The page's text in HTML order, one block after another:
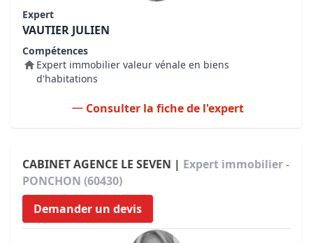
Expert
VAUTIER JULIEN
Compétences
Expert immobilier valeur vénale en biens
d'habitations
Consulter la fiche de l'expert
CABINET AGENCE LE SEVEN | Expert immobilier -
PONCHON (60430)
Demander un devis